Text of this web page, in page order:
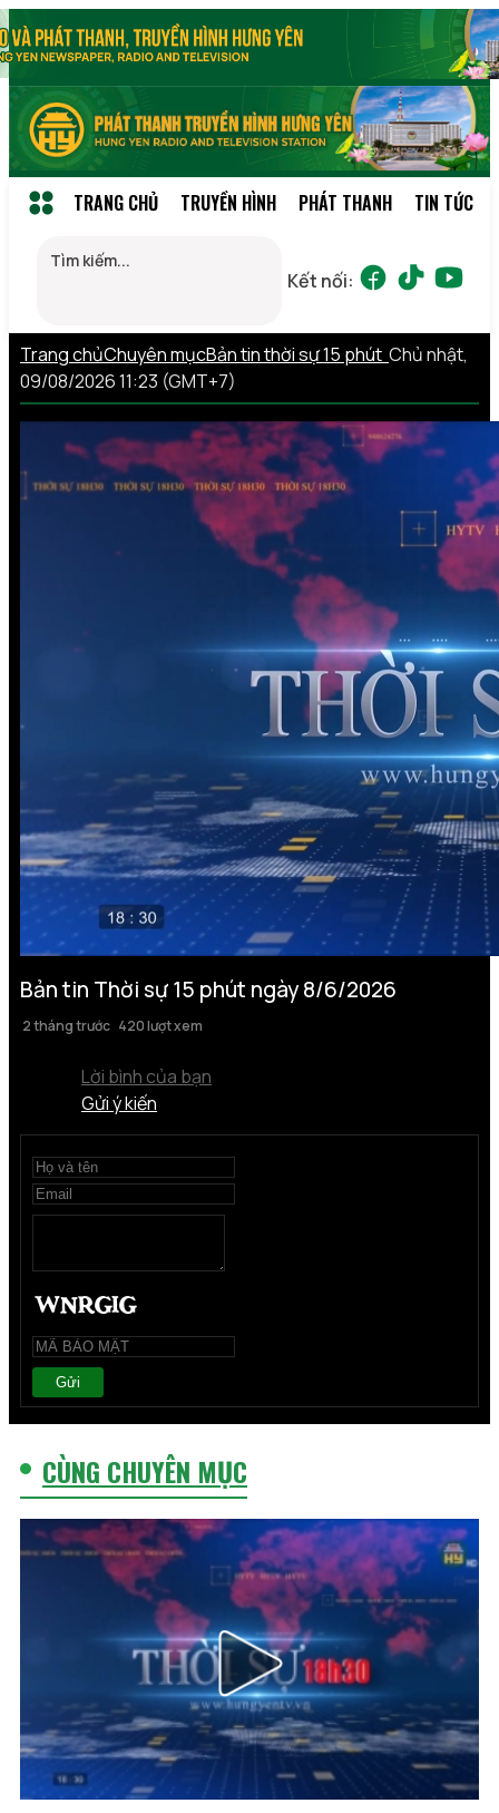
TRANG CHỦ TRUYỀN HÌNH PHÁT THANH TIN TỨC
Kết nối:
Trang chủChuyên mụcBản tin thời sự 15 phút Chủ nhật,
09/08/2026 11:23 (GMT+7)
Bản tin Thời sự 15 phút ngày 8/6/2026
2 tháng trước 420 lượt xem
Lời bình của bạn
Gửi ý kiến
Gửi
CÙNG CHUYÊN MỤC